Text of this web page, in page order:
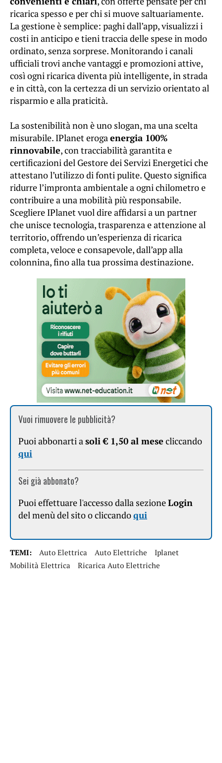
ricarica spesso e per chi si muove saltuariamente.
La gestione è semplice: paghi dall’app, visualizzi i
costi in anticipo e tieni traccia delle spese in modo
ordinato, senza sorprese. Monitorando i canali
ufficiali trovi anche vantaggi e promozioni attive,
così ogni ricarica diventa più intelligente, in strada
e in città, con la certezza di un servizio orientato al
risparmio e alla praticità.
La sostenibilità non è uno slogan, ma una scelta
misurabile. IPlanet erogaenergia 100%
rinnovabile, con tracciabilità garantita e
certificazioni del Gestore dei Servizi Energetici che
attestano l’utilizzo di fonti pulite. Questo significa
ridurre l’impronta ambientale a ogni chilometro e
contribuire a una mobilità più responsabile.
Scegliere IPlanet vuol dire affidarsi a un partner
che unisce tecnologia, trasparenza e attenzione al
territorio, offrendo un’esperienza di ricarica
completa, veloce e consapevole, dall’app alla
colonnina, fino alla tua prossima destinazione.
Vuoi rimuovere le pubblicità?
Puoi abbonarti asoli € 1,50 al mese cliccando
qui
Sei già abbonato?
Puoi effettuare l'accesso dalla sezioneLogin
del menù del sito o cliccandoqui
TEMI: Auto Elettrica Auto Elettriche
Iplanet
Mobilità Elettrica
Ricarica Auto Elettriche